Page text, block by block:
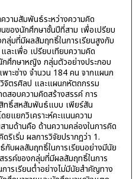
วามสัมพันธ์ระหว่างความคิด
ของนักศึกษาชั้นปีที่สาม เพื่อเปรียบ
ลุ่มที่มีผลสัมฤทธิ์ในการเรียนสูงกับ
ละเพื่อ เปรียบเทียบความคิด
กศึกษาหญิง กลุ่มตัวอย่างประกอบ
าะช่าง จำนวน 184 คน จากแผนก
จิตรศิลป และแผนกหัตถกรรม
สอบความคิดสร้างสรรค์ การ
สิทธิ์สหสัมพันธ์แบบ เพียร์สัน
ยแยกวิเคราะห์คะแนนความ
ามด้านคือ ด้านความคล่องในการคิด
ริเริ่ม ผลการวิจัยปรากฏว่า 1.
บผลสัมฤทธิ์ในการเรียนอย่างมีนัย
รค์ของกลุ่มที่มีผลสัมฤทธิ์ในการ
ารเรียนต่ำอย่างไม่มีนัยสำคัญทาง